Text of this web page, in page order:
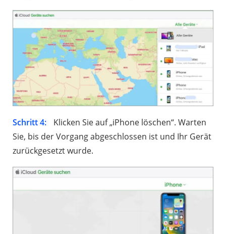
Schritt 4:
Klicken Sie auf „iPhone löschen“. Warten
Sie, bis der Vorgang abgeschlossen ist und Ihr Gerät
zurückgesetzt wurde.